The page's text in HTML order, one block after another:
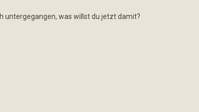
untergegangen, was willst du jetzt damit?